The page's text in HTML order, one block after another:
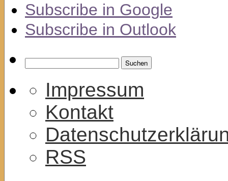
Subscribe in Google
Subscribe in Outlook
Suchen
nach:
Impressum
Kontakt
RSS